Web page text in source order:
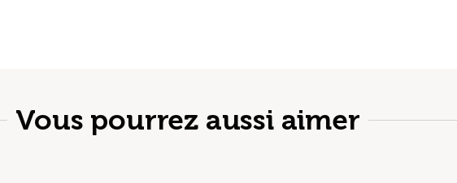
Vous pourrez aussi aimer